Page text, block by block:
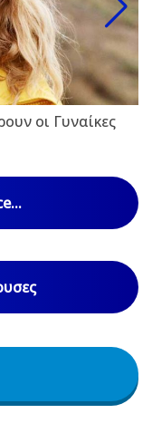
οι Γυναίκες